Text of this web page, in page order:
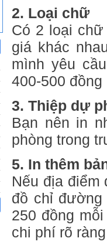
2. Loại chữ
Có 2 loại
giá khác
mình yêu
400-500
3. Thiệp dự
Bạn nên in
phòng trong
5. In thêm
Nếu địa điểm
đồ chỉ đường
250 đồng
chi phí rõ